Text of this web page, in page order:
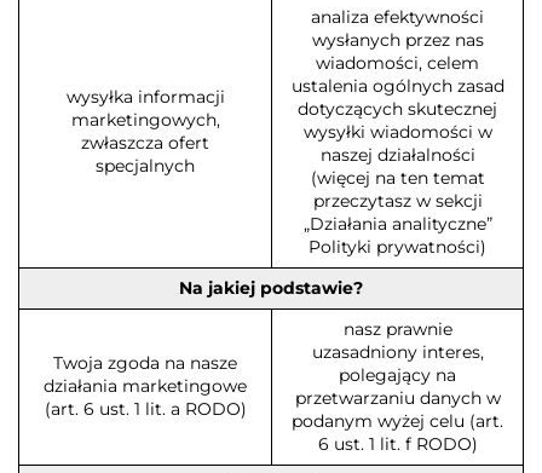
wysyłka informacji
marketingowych,
zwłaszcza ofert
specjalnych
analiza efektywności
wysłanych przez nas
wiadomości, celem
ustalenia ogólnych zasad
dotyczących skutecznej
wysyłki wiadomości w
naszej działalności
(więcej na ten temat
przeczytasz w sekcji
„Działania analityczne”
Polityki prywatności)
Na jakiej podstawie?
Twoja zgoda na nasze
działania marketingowe
(art. 6 ust. 1 lit. a RODO)
nasz prawnie
uzasadniony interes,
polegający na
przetwarzaniu danych w
podanym wyżej celu (art.
6 ust. 1 lit. f RODO)